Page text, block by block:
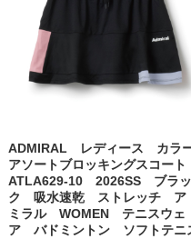
ADMIRAL レディース カラ
アソートブロッキングスコート
ATLA629-10 2026SS ブラッ
ク 吸水速乾 ストレッチ ア
ミラル WOMEN テニスウェ
ア バドミントン ソフトテニ